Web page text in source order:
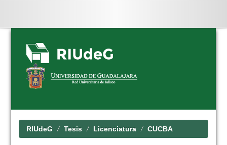
Skip
navigation
RIUdeG Tesis Licenciatura CUCBA